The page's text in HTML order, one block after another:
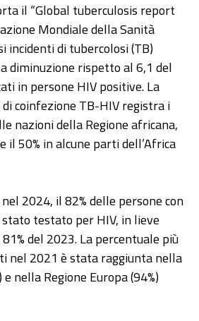
il “Global tuberculosis report
Mondiale della Sanità
incidenti di tubercolosi (TB)
diminuzione rispetto al 6,1 del
in persone HIV positive. La
coinfezione TB-HIV registra i
nazioni della Regione africana,
il 50% in alcune parti dell’Africa
2024, il 82% delle persone con
testato per HIV, in lieve
del 2023. La percentuale più
nel 2021 è stata raggiunta nella
nella Regione Europa (94%)